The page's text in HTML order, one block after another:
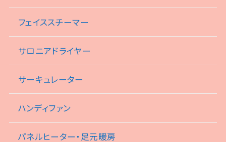
フェイススチーマー
サロニアドライヤー
サーキュレーター
ハンディファン
パネルヒーター・足元暖房